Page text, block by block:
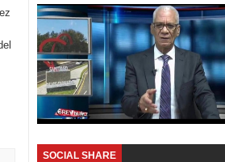
SOCIAL SHARE